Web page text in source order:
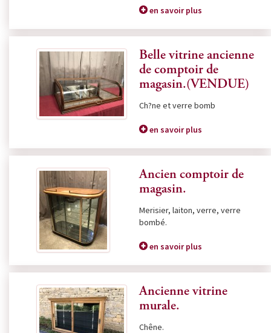
en savoir plus
Belle vitrine ancienne
de comptoir de
magasin.(VENDUE)
Ch?ne et verre bomb
en savoir plus
Ancien comptoir de
magasin.
Merisier, laiton, verre, verre
bombé.
en savoir plus
Ancienne vitrine
murale.
Chêne.